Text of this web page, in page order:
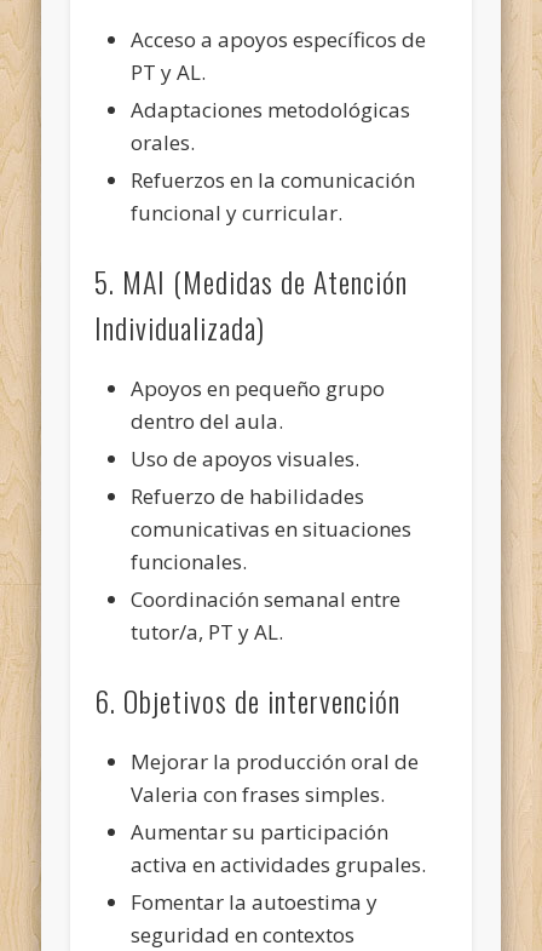
Acceso a apoyos específicos de
PT y AL.
Adaptaciones metodológicas
orales.
Refuerzos en la comunicación
funcional y curricular.
5. MAI (Medidas de Atención
Individualizada)
Apoyos en pequeño grupo
dentro del aula.
Uso de apoyos visuales.
Refuerzo de habilidades
comunicativas en situaciones
funcionales.
Coordinación semanal entre
tutor/a, PT y AL.
6. Objetivos de intervención
Mejorar la producción oral de
Valeria con frases simples.
Aumentar su participación
activa en actividades grupales.
Fomentar la autoestima y
seguridad en contextos